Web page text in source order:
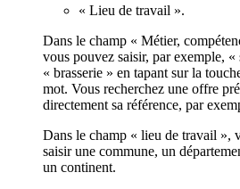
« Lieu de travail ».
Dans le champ « Métier,
vous pouvez saisir, par exemple,
« brasserie » en tapant sur la
mot. Vous recherchez une offre
directement sa référence, par
Dans le champ « lieu de travail »,
saisir une commune, un
un continent.